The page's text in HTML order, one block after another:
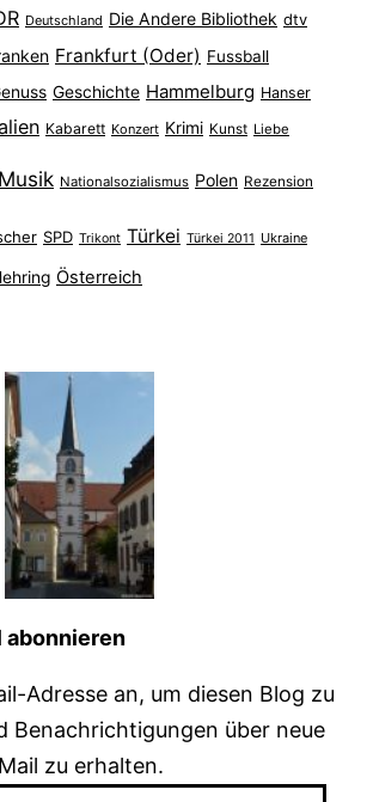
Deutschland Die Andere Bibliothek dtv
Frankfurt (Oder) Fussball
Geschichte Hammelburg Hanser
Kabarett Konzert Krimi Kunst Liebe
Musik Nationalsozialismus Polen Rezension
SPD Trikont Türkei Türkei 2011 Ukraine
Österreich
abonnieren
Adresse an, um diesen Blog zu
Benachrichtigungen über neue
zu erhalten.